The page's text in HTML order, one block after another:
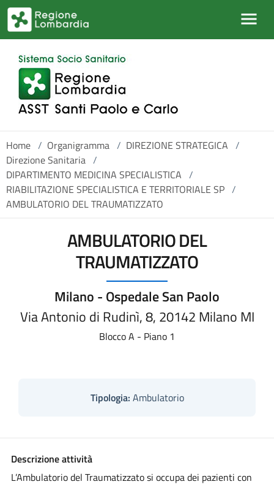
Salta al contenuto principale
Home / Organigramma / DIREZIONE STRATEGICA /
Direzione Sanitaria /
DIPARTIMENTO MEDICINA SPECIALISTICA /
RIABILITAZIONE SPECIALISTICA E TERRITORIALE SP /
AMBULATORIO DEL TRAUMATIZZATO
AMBULATORIO DEL
TRAUMATIZZATO
Milano - Ospedale San Paolo
Via Antonio di Rudinì, 8, 20142 Milano MI
Blocco A - Piano 1
Tipologia: Ambulatorio
Descrizione attività
L’Ambulatorio del Traumatizzato si occupa dei pazienti con